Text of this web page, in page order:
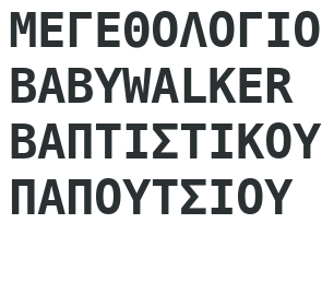
ΜΕΓΕΘΟΛΟΓΙΟ
BABYWALKER
ΒΑΠΤΙΣΤΙΚΟΥ
ΠΑΠΟΥΤΣΙΟΥ